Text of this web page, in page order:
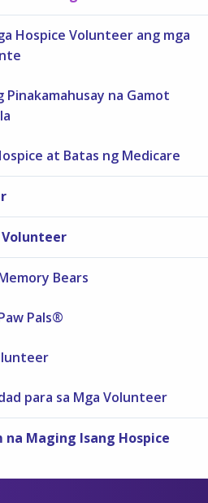
Hospice Volunteer ang mga
na Gamot
at Batas ng Medicare
Bears
Pals®
para sa Mga Volunteer
Maging Isang Hospice